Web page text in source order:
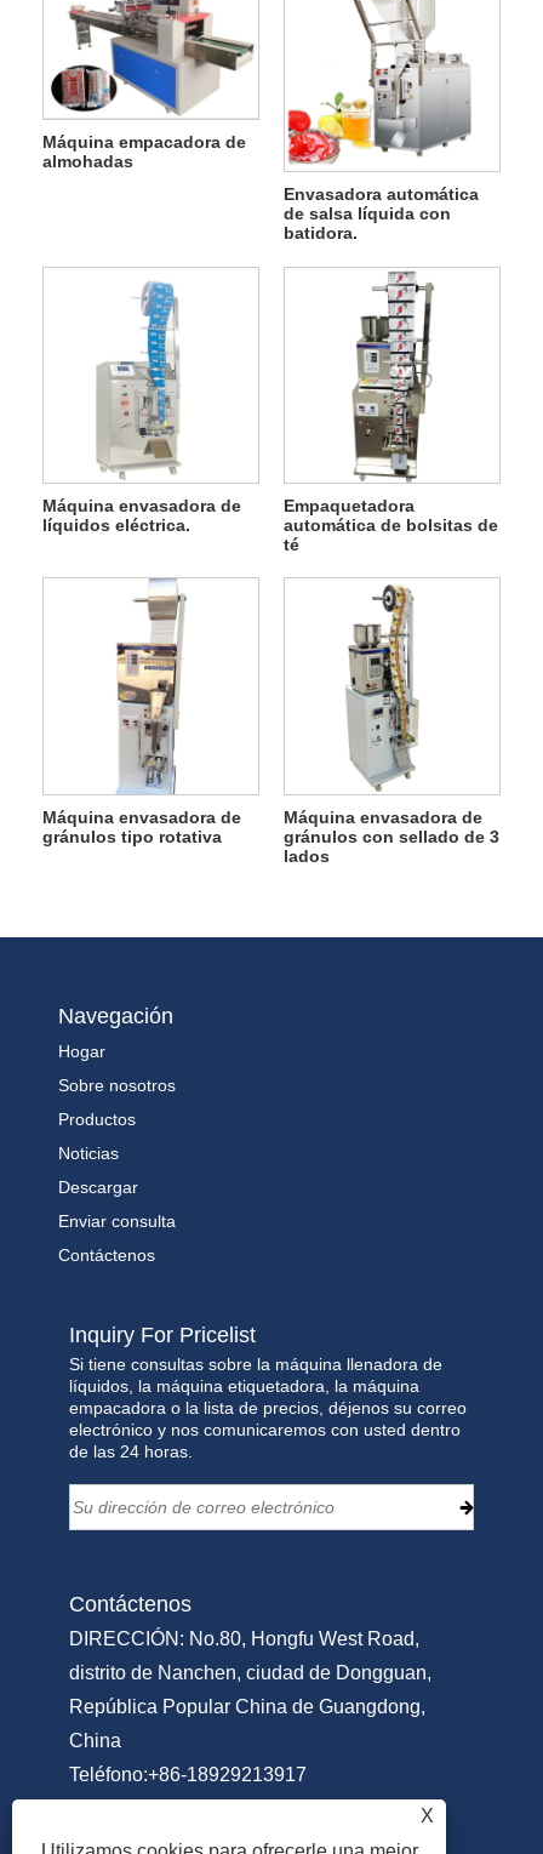
Máquina empacadora de
almohadas
Envasadora automática
de salsa líquida con
batidora.
Máquina envasadora de
líquidos eléctrica.
Empaquetadora
automática de bolsitas de
té
Máquina envasadora de
gránulos tipo rotativa
Máquina envasadora de
gránulos con sellado de 3
lados
Navegación
Hogar
Sobre nosotros
Productos
Noticias
Descargar
Enviar consulta
Contáctenos
Inquiry For Pricelist
Si tiene consultas sobre la máquina llenadora de
líquidos, la máquina etiquetadora, la máquina
empacadora o la lista de precios, déjenos su correo
electrónico y nos comunicaremos con usted dentro
de las 24 horas.
Contáctenos
DIRECCIÓN: No.80, Hongfu West Road,
distrito de Nanchen, ciudad de Dongguan,
República Popular China de Guangdong,
China
Teléfono:+86-18929213917
Correo electrónico:Info@sammipack.com
X